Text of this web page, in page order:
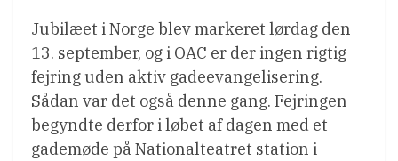
Jubilæet i Norge blev markeret lørdag den
13. september, og i OAC er der ingen rigtig
fejring uden aktiv gadeevangelisering.
Sådan var det også denne gang. Fejringen
begyndte derfor i løbet af dagen med et
gademøde på Nationalteatret station i